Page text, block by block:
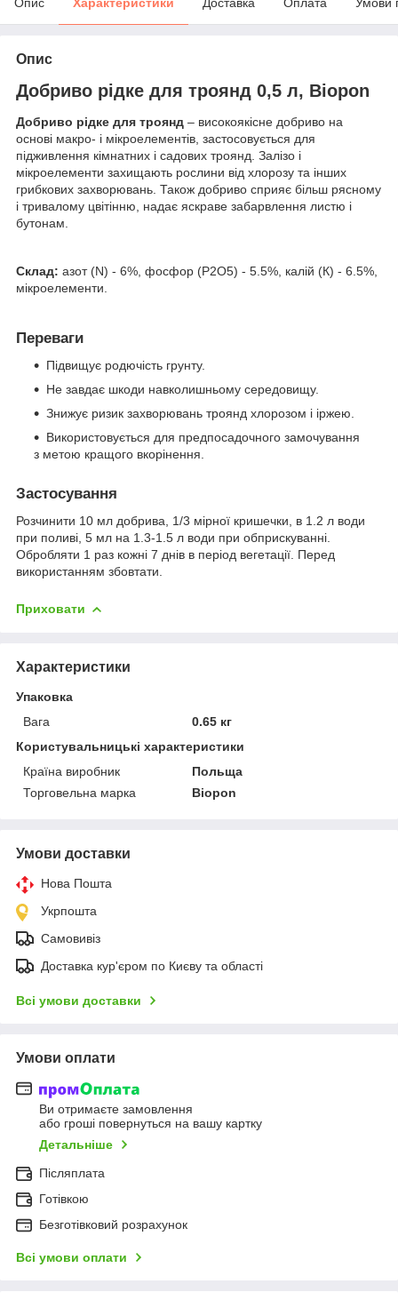
Опис
Добриво рідке для троянд 0,5 л, Biopon
Добриво рідке для троянд – високоякісне добриво на
основі макро- і мікроелементів, застосовується для
підживлення кімнатних і садових троянд. Залізо і
мікроелементи захищають рослини від хлорозу та інших
грибкових захворювань. Також добриво сприяє більш рясному
і тривалому цвітінню, надає яскраве забарвлення листю і
бутонам.
Склад: азот (N) - 6%, фосфор (P2O5) - 5.5%, калій (К) - 6.5%,
мікроелементи.
Переваги
Підвищує родючість грунту.
Не завдає шкоди навколишньому середовищу.
Знижує ризик захворювань троянд хлорозом і іржею.
Використовується для предпосадочного замочування
з метою кращого вкорінення.
Застосування
Розчинити 10 мл добрива, 1/3 мірної кришечки, в 1.2 л води
при поливі, 5 мл на 1.3-1.5 л води при обприскуванні.
Обробляти 1 раз кожні 7 днів в період вегетації. Перед
використанням збовтати.
Приховати
Характеристики
Упаковка
Вага
0.65 кг
Користувальницькі характеристики
Країна виробник
Польща
Торговельна марка
Biopon
Умови доставки
Нова Пошта
Укрпошта
Самовивіз
Доставка кур'єром по Києву та області
Всі умови доставки
Умови оплати
Ви отримаєте замовлення
або гроші повернуться на вашу картку
Детальніше
Післяплата
Готівкою
Безготівковий розрахунок
Всі умови оплати